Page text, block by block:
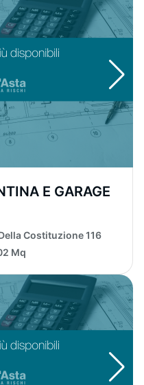
E GARAGE
Costituzione 116
Mq